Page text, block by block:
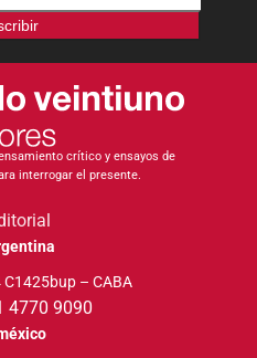
crítico y ensayos de
interrogar el presente.
– CABA
4770 9090